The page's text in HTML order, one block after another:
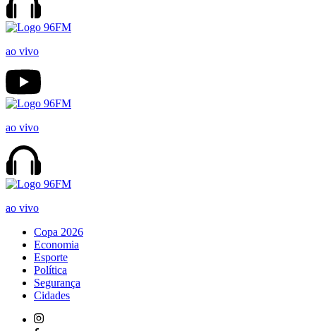
ao vivo
ao vivo
ao vivo
Copa 2026
Economia
Esporte
Política
Segurança
Cidades